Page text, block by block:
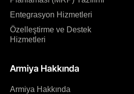
Entegrasyon Hizmetleri
Özelleştirme ve Destek
Hizmetleri
Armiya Hakkında
Armiya Hakkında